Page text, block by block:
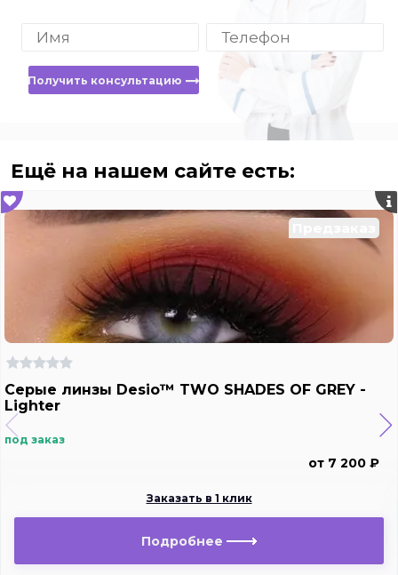
Получить консультацию
Ещё на нашем сайте есть:
Серые линзы Desio™ TWO SHADES OF GREY -
Lighter
под заказ
от 7 200 ₽
Заказать в 1 клик
Подробнее